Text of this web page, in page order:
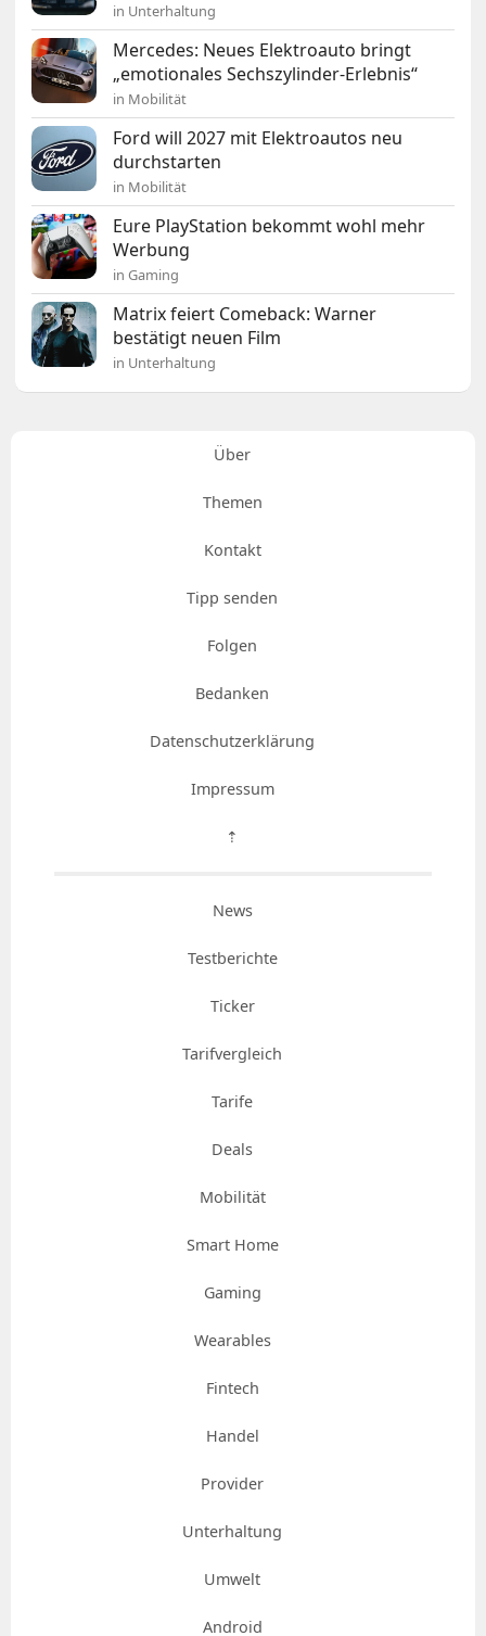
in Unterhaltung
Mercedes: Neues Elektroauto bringt
„emotionales Sechszylinder-Erlebnis“
in Mobilität
Ford will 2027 mit Elektroautos neu
durchstarten
in Mobilität
Eure PlayStation bekommt wohl mehr
Werbung
in Gaming
Matrix feiert Comeback: Warner
bestätigt neuen Film
in Unterhaltung
Über
Themen
Kontakt
Tipp senden
Folgen
Bedanken
Datenschutzerklärung
Impressum
⇡
News
Testberichte
Ticker
Tarifvergleich
Tarife
Deals
Mobilität
Smart Home
Gaming
Wearables
Fintech
Handel
Provider
Unterhaltung
Umwelt
Android